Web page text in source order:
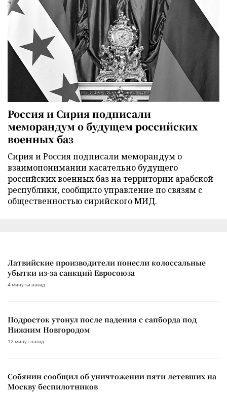
Россия и Сирия подписали
меморандум о будущем российских
военных баз
Сирия и Россия подписали меморандум о
взаимопонимании касательно будущего
российских военных баз на территории арабской
республики, сообщило управление по связям с
общественностью сирийского МИД.
Латвийские производители понесли колоссальные
убытки из-за санкций Евросоюза
4 минуты назад
Подросток утонул после падения с сапборда под
Нижним Новгородом
12 минут назад
Собянин сообщил об уничтожении пяти летевших на
Москву беспилотников